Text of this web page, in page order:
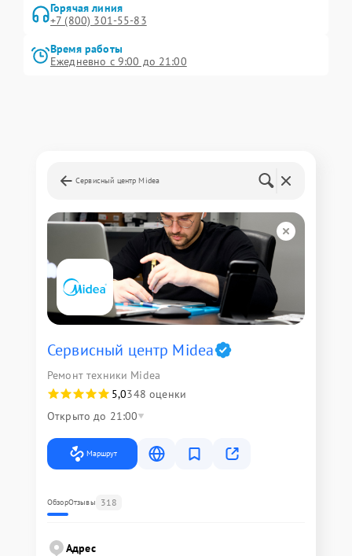
Горячая линия
+7 (800) 301-55-83
Время работы
Ежедневно с 9:00 до 21:00
Сервисный центр Midea
Сервисный центр Midea
Ремонт техники Midea
5,0348 оценки
Открыто до 21:00
Маршрут
ОбзорОтзывы 318
Адрес